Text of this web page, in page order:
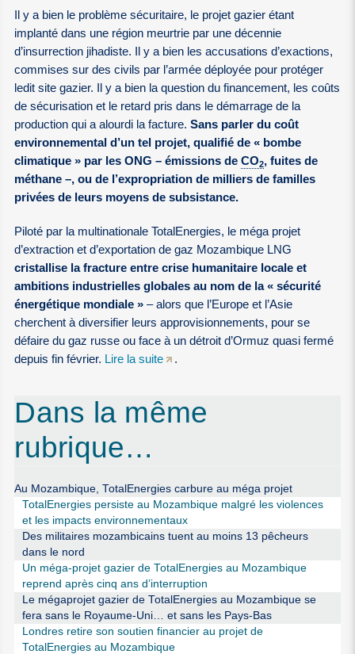
Il y a bien le problème sécuritaire, le projet gazier étant
implanté dans une région meurtrie par une décennie
d’insurrection jihadiste. Il y a bien les accusations d’exactions,
commises sur des civils par l’armée déployée pour protéger
ledit site gazier. Il y a bien la question du financement, les coûts
de sécurisation et le retard pris dans le démarrage de la
production qui a alourdi la facture.Sans parler du coût
environnemental d’un tel projet, qualifié de « bombe
climatique » par les ONG – émissions deCO2, fuites de
méthane –, ou de l’expropriation de milliers de familles
privées de leurs moyens de subsistance.
Piloté par la multinationale TotalEnergies, le méga projet
d’extraction et d’exportation de gaz Mozambique LNG
cristallise la fracture entre crise humanitaire locale et
ambitions industrielles globales au nom de la « sécurité
énergétique mondiale » – alors que l’Europe et l’Asie
cherchent à diversifier leurs approvisionnements, pour se
défaire du gaz russe ou face à un détroit d’Ormuz quasi fermé
depuis fin février. Lire la suite .
Dans la même
rubrique…
Au Mozambique, TotalEnergies carbure au méga projet
TotalEnergies persiste au Mozambique malgré les violences
et les impacts environnementaux
Des militaires mozambicains tuent au moins 13 pêcheurs
dans le nord
Un méga-projet gazier de TotalEnergies au Mozambique
reprend après cinq ans d’interruption
Le mégaprojet gazier de TotalEnergies au Mozambique se
fera sans le Royaume-Uni… et sans les Pays-Bas
Londres retire son soutien financier au projet de
TotalEnergies au Mozambique